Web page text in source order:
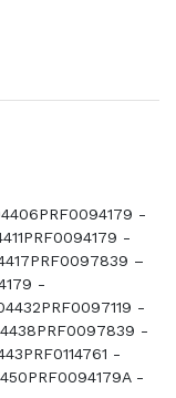
-
-
–
-
-
-
-
-